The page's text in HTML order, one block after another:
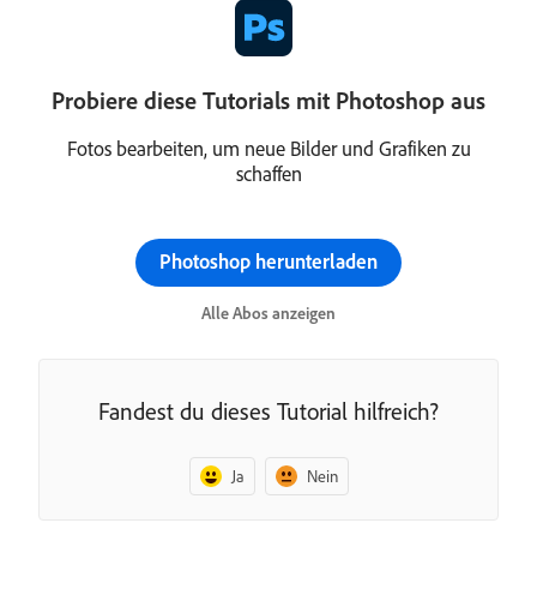
Probiere diese Tutorials mit Photoshop aus
Fotos bearbeiten, um neue Bilder und Grafiken zu
schaffen
Photoshop herunterladen
Alle Abos anzeigen
Fandest du dieses Tutorial hilfreich?
Ja Nein